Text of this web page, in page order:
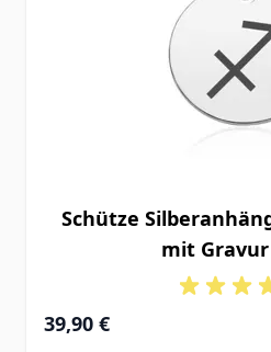
Schütze
mit Gravur
39,90 €